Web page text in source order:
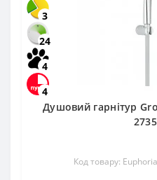
3
24
4
4
Душовий гарнітур
Код товару: